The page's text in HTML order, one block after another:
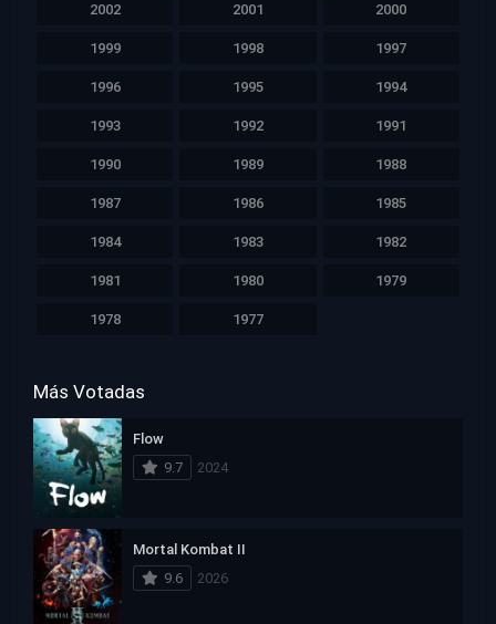
2002 2001 2000
1999 1998 1997
1996 1995 1994
1993 1992 1991
1990 1989 1988
1987 1986 1985
1984 1983 1982
1981 1980 1979
1978 1977
Más Votadas
Flow
9.7
2024
Mortal Kombat II
9.6
2026